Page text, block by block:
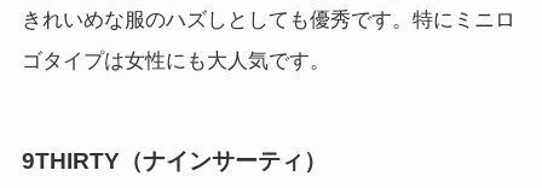
きれいめな服のハズしとしても優秀です。特にミニロ
ゴタイプは女性にも大人気です。
9THIRTY（ナインサーティ）